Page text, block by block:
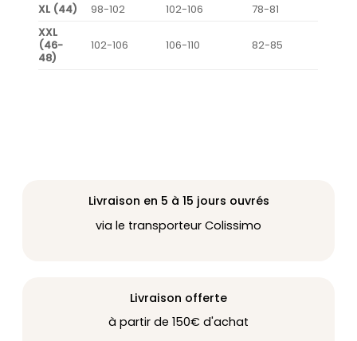
XL (44)
98-102 102-106
78-81
XXL
(46-
48)
102-106 106-110 82-85
Livraison en 5 à 15 jours ouvrés
via le transporteur Colissimo
Livraison offerte
à partir de 150€ d'achat